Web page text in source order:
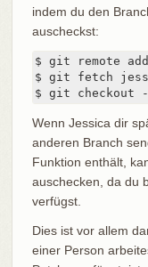
indem du den
auscheckst:
$ git remote
$ git fetch
$ git checkout
Wenn Jessica dir
anderen Branch
Funktion enthält,
auschecken, da du
verfügst.
Dies ist vor allem
einer Person